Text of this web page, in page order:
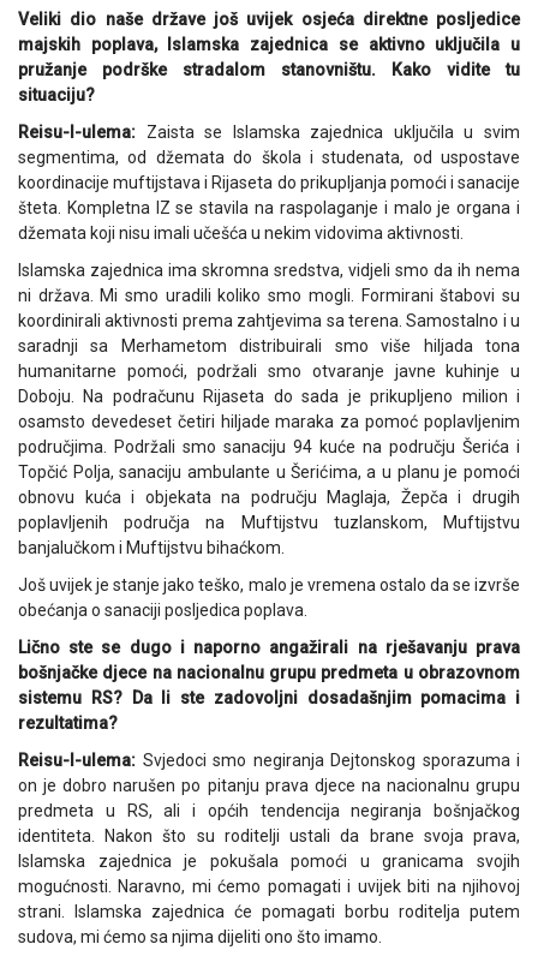
Veliki dio naše države još uvijek osjeća direktne posljedice
majskih poplava, Islamska zajednica se aktivno uključila u
pružanje podrške stradalom stanovništu. Kako vidite tu
situaciju?
Reisu-l-ulema: Zaista se Islamska zajednica uključila u svim
segmentima, od džemata do škola i studenata, od uspostave
koordinacije muftijstava i Rijaseta do prikupljanja pomoći i sanacije
šteta. Kompletna IZ se stavila na raspolaganje i malo je organa i
džemata koji nisu imali učešća u nekim vidovima aktivnosti.
Islamska zajednica ima skromna sredstva, vidjeli smo da ih nema
ni država. Mi smo uradili koliko smo mogli. Formirani štabovi su
koordinirali aktivnosti prema zahtjevima sa terena. Samostalno i u
saradnji sa Merhametom distribuirali smo više hiljada tona
humanitarne pomoći, podržali smo otvaranje javne kuhinje u
Doboju. Na podračunu Rijaseta do sada je prikupljeno milion i
osamsto devedeset četiri hiljade maraka za pomoć poplavljenim
područjima. Podržali smo sanaciju 94 kuće na području Šerića i
Topčić Polja, sanaciju ambulante u Šerićima, a u planu je pomoći
obnovu kuća i objekata na području Maglaja, Žepča i drugih
poplavljenih područja na Muftijstvu tuzlanskom, Muftijstvu
banjalučkom i Muftijstvu bihaćkom.
Još uvijek je stanje jako teško, malo je vremena ostalo da se izvrše
obećanja o sanaciji posljedica poplava.
Lično ste se dugo i naporno angažirali na rješavanju prava
bošnjačke djece na nacionalnu grupu predmeta u obrazovnom
sistemu RS? Da li ste zadovoljni dosadašnjim pomacima i
rezultatima?
Reisu-l-ulema: Svjedoci smo negiranja Dejtonskog sporazuma i
on je dobro narušen po pitanju prava djece na nacionalnu grupu
predmeta u RS, ali i općih tendencija negiranja bošnjačkog
identiteta. Nakon što su roditelji ustali da brane svoja prava,
Islamska zajednica je pokušala pomoći u granicama svojih
mogućnosti. Naravno, mi ćemo pomagati i uvijek biti na njihovoj
strani. Islamska zajednica će pomagati borbu roditelja putem
sudova, mi ćemo sa njima dijeliti ono što imamo.